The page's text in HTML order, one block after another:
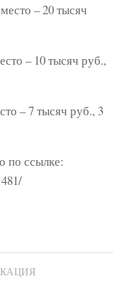
– 20 тысяч
– 10 тысяч руб.,
– 7 тысяч руб., 3
по ссылке: